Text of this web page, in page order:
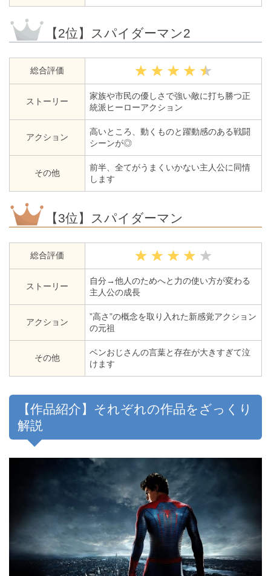
【2位】スパイダーマン2
総合評価
ストーリー
家族や市民の優しさで強い敵に打ち勝つ正
統派ヒーローアクション
アクション
高いところ、動くものと躍動感のある戦闘
シーンが◎
その他
前半、全てがうまくいかない主人公に同情
します
【3位】スパイダーマン
総合評価
ストーリー
自分→他人のためへと力の使い方が変わる
主人公の成長
アクション
”高さ”の概念を取り入れた新感覚アクション
の元祖
その他
ベンおじさんの言葉と存在が大きすぎて泣
けます
【作品紹介】それぞれの作品をざっくり
解説